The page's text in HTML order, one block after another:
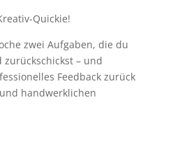
Quickie!
zwei Aufgaben, die du
– und
Feedback zurück
handwerklichen